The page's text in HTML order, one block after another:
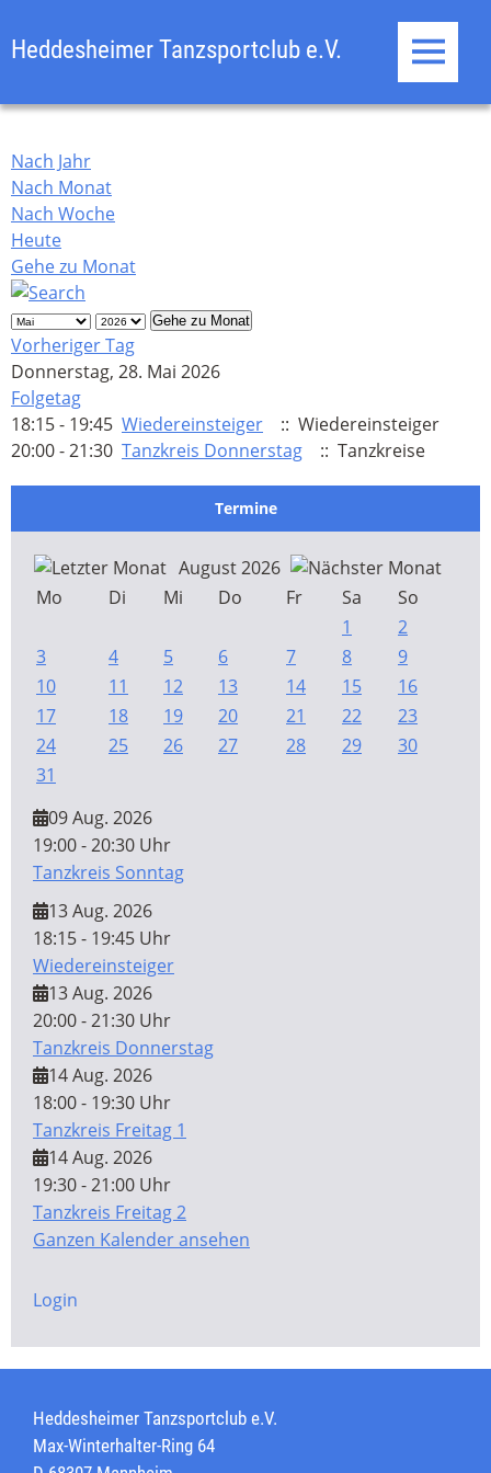
Heddesheimer Tanzsportclub e.V.
Events
Galerie
Trainer
Vorstand
Weblinks
Kontakt
Nach Jahr
Nach Monat
Nach Woche
Heute
Gehe zu Monat
Gehe zu Monat
Vorheriger Tag
Donnerstag, 28. Mai 2026
Folgetag
18:15 - 19:45 Wiedereinsteiger
:: Wiedereinsteiger
20:00 - 21:30 Tanzkreis Donnerstag :: Tanzkreise
Termine
August 2026
Mo
Di Mi Do Fr Sa
So
1
2
3
4 5 6 7 8
9
10
11 12 13 14 15
16
17
18 19 20 21 22
23
24
25 26 27 28 29
30
31
09 Aug. 2026
19:00 - 20:30 Uhr
Tanzkreis Sonntag
13 Aug. 2026
18:15 - 19:45 Uhr
Wiedereinsteiger
13 Aug. 2026
20:00 - 21:30 Uhr
Tanzkreis Donnerstag
14 Aug. 2026
18:00 - 19:30 Uhr
Tanzkreis Freitag 1
14 Aug. 2026
19:30 - 21:00 Uhr
Tanzkreis Freitag 2
Ganzen Kalender ansehen
Login
Heddesheimer Tanzsportclub e.V.
Max-Winterhalter-Ring 64